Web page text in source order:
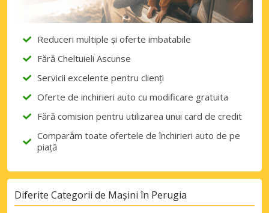
Reduceri multiple și oferte imbatabile
Fără Cheltuieli Ascunse
Servicii excelente pentru clienți
Oferte de inchirieri auto cu modificare gratuita
Fără comision pentru utilizarea unui card de credit
Comparăm toate ofertele de închirieri auto de pe
piață
Diferite Categorii de Mașini în Perugia